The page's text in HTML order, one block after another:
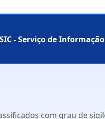
SIC - Serviço de
com grau de